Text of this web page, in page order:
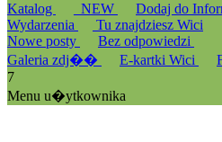
Katalog
_NEW Dodaj do
Wydarzenia
Tu znajdziesz Wici
Nowe posty
Bez odpowiedzi
Galeria zdj��
E-kartki Wici
7
Menu u�ytkownika